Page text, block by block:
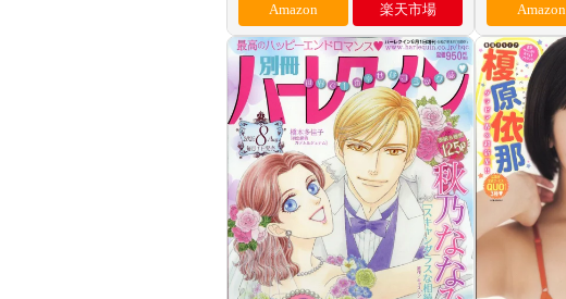
Amazon 楽天市場 Amazon